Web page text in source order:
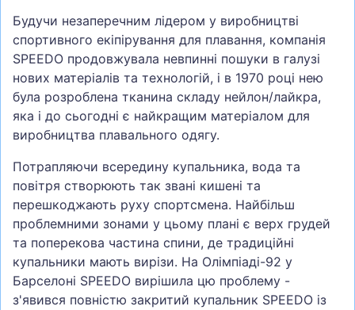
Будучи незаперечним лідером у виробництві
спортивного екіпірування для плавання, компанія
SPEEDO продовжувала невпинні пошуки в галузі
нових матеріалів та технологій, і в 1970 році нею
була розроблена тканина складу нейлон/лайкра,
яка і до сьогодні є найкращим матеріалом для
виробництва плавального одягу.
Потрапляючи всередину купальника, вода та
повітря створюють так звані кишені та
перешкоджають руху спортсмена. Найбільш
проблемними зонами у цьому плані є верх грудей
та поперекова частина спини, де традиційні
купальники мають вирізи. На Олімпіаді-92 у
Барселоні SPEEDO вирішила цю проблему -
з'явився повністю закритий купальник SPEEDO із